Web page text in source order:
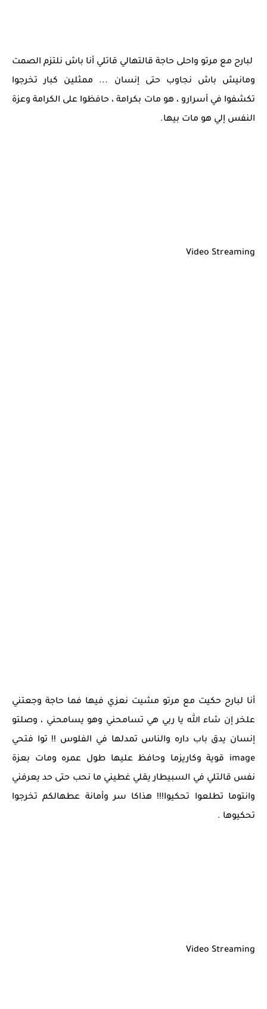
لبارح مع مرتو واحلى حاجة قالتهالي قاتلي أنا باش نلتزم الصمت
ومانيش باش نجاوب حتى إنسان ... ممثلين كبار تخرجوا
تكشفوا في أسرارو ، هو مات بكرامة ، حافظوا على الكرامة وعزة
النفس إلي هو مات بيها.
Video Streaming
أنا لبارح حكيت مع مرتو مشيت نعزي فيها فما حاجة وجعتني
علخر إن شاء الله يا ربي هي تسامحني وهو يسامحني ، وصلتو
إنسان يدق باب داره والناس تمدلها في الفلوس !! توا فتحي
image قوية وكاريزما وحافظ عليها طول عمره ومات بعزة
نفس قالتلي في السبيطار يقلي غطيني ما نحب حتى حد يعرفني
وانتوما تطلعوا تحكيوا!!! هذاكا سر وأمانة عطهالكم تخرجوا
تحكيوها .
Video Streaming